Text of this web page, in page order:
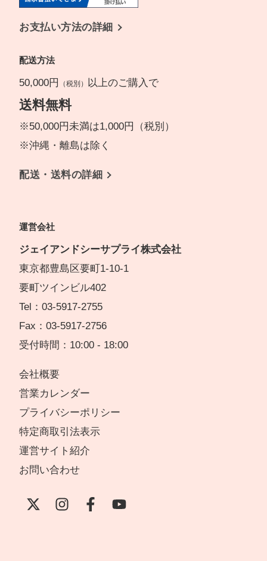
お支払い方法の詳細
配送方法
50,000円 （税別） 以上のご購入で
送料無料
※50,000円未満は1,000円（税別）
※沖縄・離島は除く
配送・送料の詳細
運営会社
ジェイアンドシーサプライ株式会社
東京都豊島区要町1-10-1
要町ツインビル402
Tel：03-5917-2755
Fax：03-5917-2756
受付時間：10:00 - 18:00
会社概要
営業カレンダー
プライバシーポリシー
特定商取引法表示
運営サイト紹介
お問い合わせ